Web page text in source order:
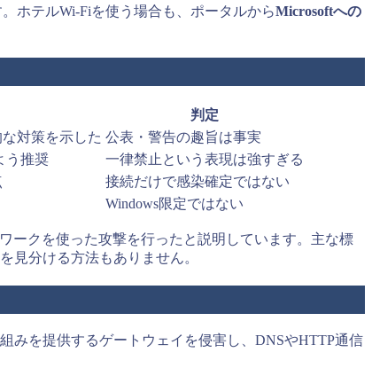
ホテルWi-Fiを使う場合も、ポータルからMicrosoftへの
判定
な対策を示した 公表・警告の趣旨は事実
う推奨
一律禁止という表現は強すぎる
接続だけで感染確定ではない
Windows限定ではない
ークを使った攻撃を行ったと説明しています。主な標
見分ける方法もありません。
みを提供するゲートウェイを侵害し、DNSやHTTP通信